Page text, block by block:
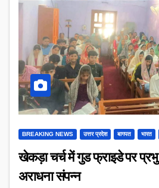
BREAKING NEWS उत्तर प्रदेश बागपत भारत
खेकड़ा चर्च में गुड फ्राइडे पर
अराधना संपन्न